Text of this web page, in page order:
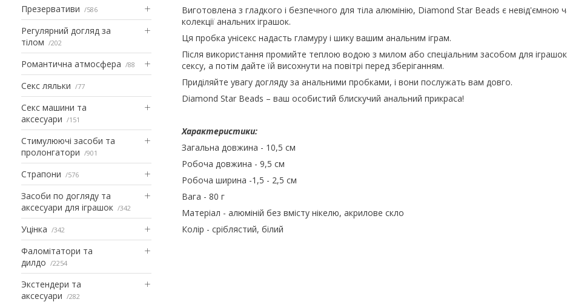
Презервативи 586
Регулярний догляд за
тілом
202
Романтична атмосфера 88
Секс ляльки 77
Секс машини та
аксесуари
151
Стимулюючі засоби та
пролонгатори
901
Страпони 576
Засоби по догляду та
аксесуари для іграшок
342
Уцінка 342
Фаломітатори та
дилдо
2254
Экстендери та
аксесуари
282
Виготовлена з гладкого і безпечного для тіла алюмінію, Diamond Star Beads є невід'ємною
колекції анальних іграшок.
Ця пробка унісекс надасть гламуру і шику вашим анальним іграм.
Після використання промийте теплою водою з милом або спеціальним засобом для
сексу, а потім дайте їй висохнути на повітрі перед зберіганням.
Приділяйте увагу догляду за анальними пробками, і вони послужать вам довго.
Diamond Star Beads – ваш особистий блискучий анальний прикраса!
Характеристики:
Загальна довжина - 10,5 см
Робоча довжина - 9,5 см
Робоча ширина -1,5 - 2,5 см
Вага - 80 г
Матеріал - алюміній без вмісту нікелю, акрилове скло
Колір - сріблястий, білий